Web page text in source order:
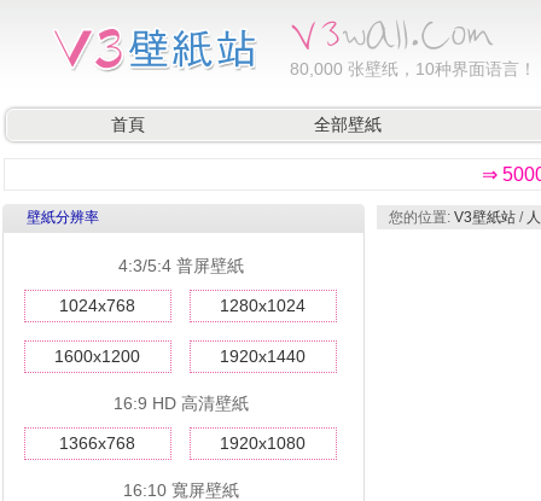
80,000 张壁纸，10种界面语言！
首頁 全部壁紙
⇒
壁紙分辨率
4:3/5:4 普屏壁紙
1024x768 1280x1024
1600x1200 1920x1440
16:9 HD 高清壁紙
1366x768 1920x1080
16:10 寬屏壁紙
您的位置: V3壁紙站 /